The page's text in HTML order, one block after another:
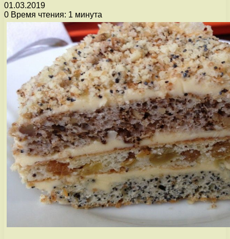
01.03.2019
0 Время чтения: 1 минута